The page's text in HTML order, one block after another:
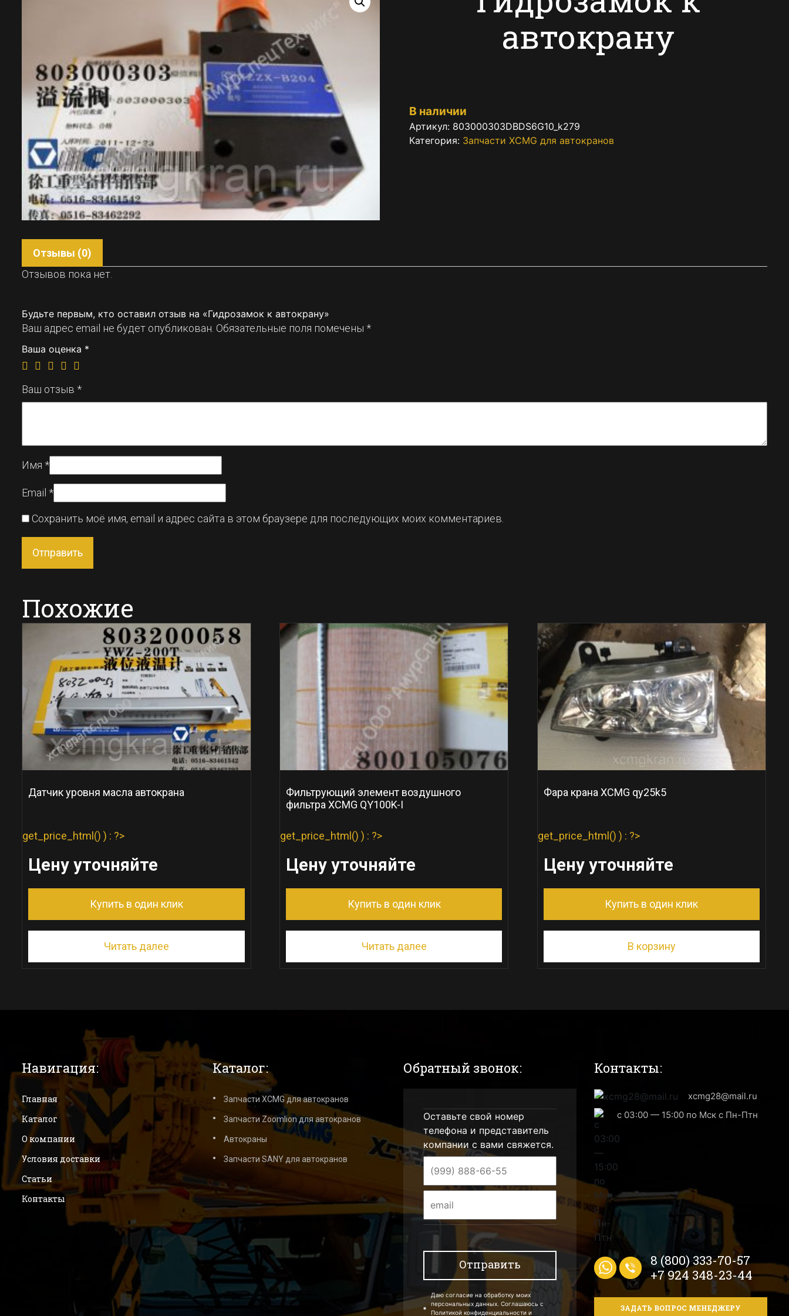
автокрану
В наличии
Артикул: 803000303DBDS6G10_k279
Категория: Запчасти XCMG для автокранов
Отзывы (0)
Отзывов пока нет.
Будьте первым, кто оставил отзыв на «Гидрозамок к автокрану»
Ваш адрес email не будет опубликован. Обязательные поля помечены *
Ваша оценка *
Ваш отзыв *
Имя *
Email *
Сохранить моё имя, email и адрес сайта в этом браузере для последующих моих комментариев.
Похожие
Датчик уровня масла автокрана
get_price_html() ) : ?>
Цену уточняйте
Купить в один клик
Читать далее
Фильтрующий элемент воздушного
фильтра XCMG QY100K-I
get_price_html() ) : ?>
Цену уточняйте
Купить в один клик
Читать далее
Фара крана XCMG qy25k5
get_price_html() ) : ?>
Цену уточняйте
Купить в один клик
В корзину
Навигация:
Главная
Каталог
О компании
Условия доставки
Статьи
Контакты
Каталог:
Запчасти XCMG для автокранов
Запчасти Zoomlion для автокранов
Автокраны
Запчасти SANY для автокранов
Обратный звонок:
Оставьте свой номер
телефона и представитель
компании с вами свяжется.
Даю согласие на обработку моих
персональных данных. Соглашаюсь с
Политикой конфиденциальности и
Контакты:
xcmg28@mail.ru
с 03:00 — 15:00 по Мск с Пн-Птн
8 (800) 333-70-57
+7 924 348-23-44
ЗАДАТЬ ВОПРОС МЕНЕДЖЕРУ